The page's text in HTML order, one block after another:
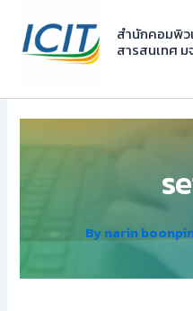
content
สำนักคอมพิว
สารสนเทศ ม
Bynarin